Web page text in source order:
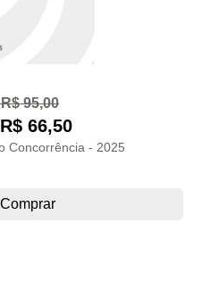
95,00
66,50
Concorrência - 2025